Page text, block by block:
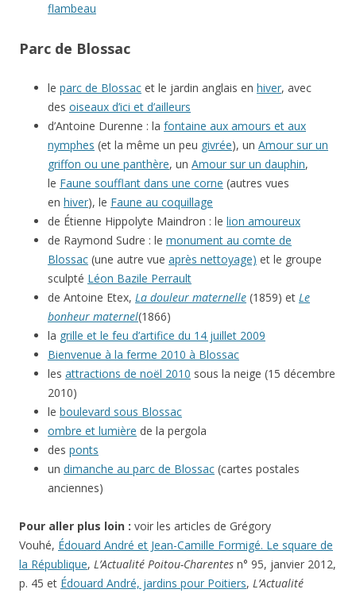
flambeau
Parc de Blossac
le parc de Blossac et le jardin anglais en hiver, avec
des oiseaux d’ici et d’ailleurs
d’Antoine Durenne : la fontaine aux amours et aux
nymphes (et la même un peu givrée), un Amour sur un
griffon ou une panthère, un Amour sur un dauphin,
le Faune soufflant dans une corne (autres vues
en hiver), le Faune au coquillage
de Étienne Hippolyte Maindron : le lion amoureux
de Raymond Sudre : le monument au comte de
Blossac (une autre vue après nettoyage) et le groupe
sculpté Léon Bazile Perrault
de Antoine Etex, La douleur maternelle (1859) et Le
bonheur maternel(1866)
la grille et le feu d’artifice du 14 juillet 2009
Bienvenue à la ferme 2010 à Blossac
les attractions de noël 2010 sous la neige (15 décembre
2010)
le boulevard sous Blossac
ombre et lumière de la pergola
des ponts
un dimanche au parc de Blossac (cartes postales
anciennes)
Pour aller plus loin : voir les articles de Grégory
Vouhé, Édouard André et Jean-Camille Formigé. Le square de
la République, L’Actualité Poitou-Charentes n° 95, janvier 2012,
p. 45 et Édouard André, jardins pour Poitiers, L’Actualité